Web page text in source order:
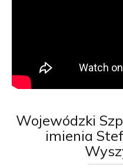
Wojewódzki
imienia